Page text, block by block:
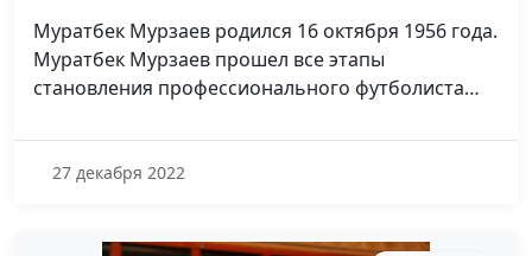
Муратбек Мурзаев родился 16 октября 1956 года.
Муратбек Мурзаев прошел все этапы
становления профессионального футболиста…
27 декабря 2022